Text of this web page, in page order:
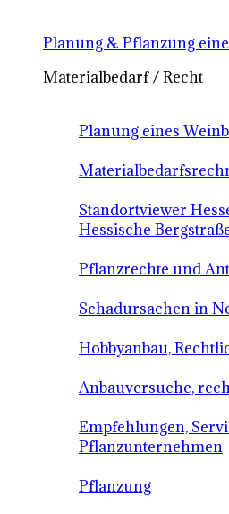
Planung & Pflanzung
Materialbedarf / Recht
Planung eines
Standortviewer
Hessische
Pflanzrechte und
Schadursachen in
Hobbyanbau,
Anbauversuche,
Empfehlungen,
Pflanzunternehmen
Pflanzung